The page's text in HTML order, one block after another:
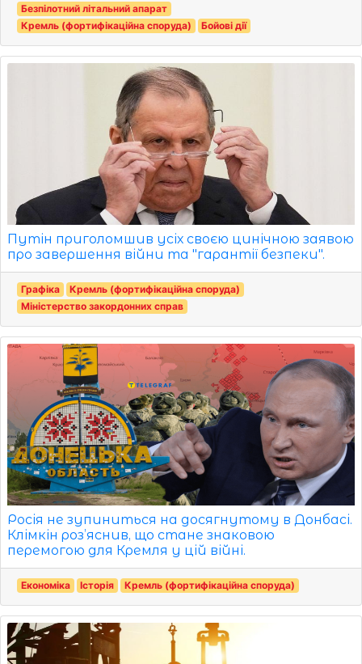
Безпілотний літальний апарат
Кремль (фортифікаційна споруда)
Бойові дії
Путін приголомшив усіх своєю цинічною заявою
про завершення війни та "гарантії безпеки".
Графіка
Кремль (фортифікаційна споруда)
Міністерство закордонних справ
Росія не зупиниться на досягнутому в Донбасі.
Клімкін роз’яснив, що стане знаковою
перемогою для Кремля у цій війні.
Економіка Історія Кремль (фортифікаційна споруда)